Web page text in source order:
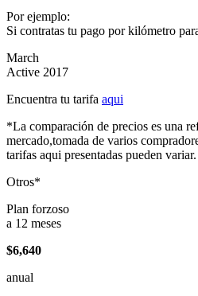
Por ejemplo:
Si contratas tu pago por kilómetro
March
Active 2017
Encuentra tu tarifa aqui
*La comparación de precios es una
mercado,tomada de varios
tarifas aqui presentadas pueden variar.
Otros*
Plan forzoso
a 12 meses
$6,640
anual